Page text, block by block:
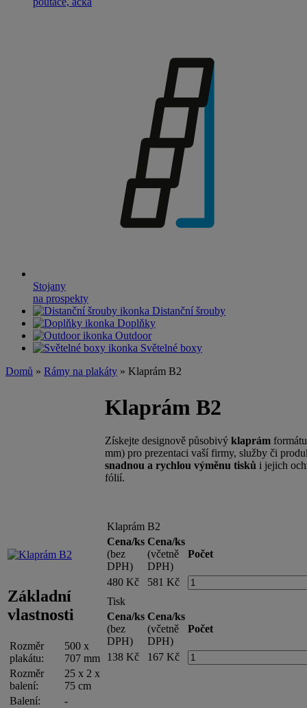
Stojany
na prospekty
Distanční šrouby
Doplňky
Outdoor
Světelné boxy
Domů » Rámy na plakáty » Klaprám B2
Základní
vlastnosti
Rozměr
plakátu:
500 x
707 mm
Rozměr
balení:
25 x 2 x
75 cm
Balení:
-
Klaprám B2
Získejte designově působivý klaprám
mm) pro prezentaci vaší firmy, služby či
snadnou a rychlou výměnu tisků i jejich
fólií.
Klaprám B2
Cena/ks
(bez
DPH)
Cena/ks
(včetně
DPH)
Počet
480 Kč
581 Kč
Tisk
Cena/ks
(bez
DPH)
Cena/ks
(včetně
DPH)
Počet
138 Kč 167 Kč